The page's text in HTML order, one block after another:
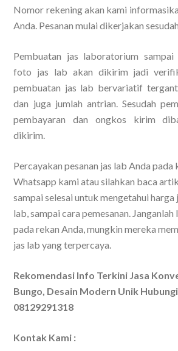
Nomor rekening akan kami
Anda. Pesanan mulai dikerjakan
Pembuatan jas laboratorium sampai
foto jas lab akan dikirim jadi
pembuatan jas lab bervariatif
dan juga jumlah antrian. Sesudah
pembayaran dan ongkos kirim
dikirim.
Percayakan pesanan jas lab Anda pada
Whatsapp kami atau silahkan baca
sampai selesai untuk mengetahui harga
lab, sampai cara pemesanan. Janganlah
pada rekan Anda, mungkin mereka
jas lab yang terpercaya.
Rekomendasi Info Terkini Jasa
Bungo, Desain Modern Unik
08129291318
Kontak Kami :